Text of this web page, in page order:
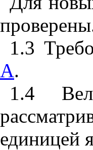
1.3
А.
1.4
единицей